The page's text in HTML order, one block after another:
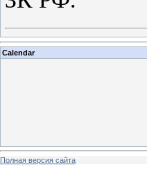
Calendar
Полная версия сайта